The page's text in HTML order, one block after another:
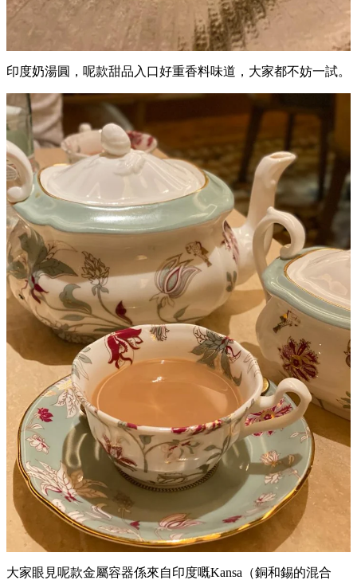
印度奶湯圓，呢款甜品入口好重香料味道，大家都不妨一試。
大家眼見呢款金屬容器係來自印度嘅Kansa（銅和錫的混合